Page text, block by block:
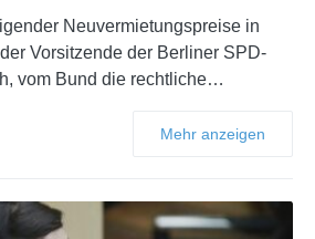
Neuvermietungspreise in
Vorsitzende der Berliner SPD-
vom Bund die rechtliche…
Mehr anzeigen